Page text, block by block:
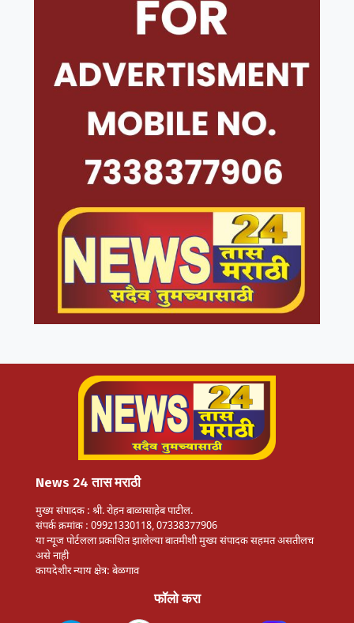
News 24 तास मराठी
मुख्य संपादक : श्री. रोहन बाळासाहेब पाटील.
संपर्क क्रमांक : 09921330118, 07338377906
या न्यूज पोर्टलला प्रकाशित झालेल्या बातमीशी मुख्य संपादक सहमत असतीलच
असे नाही
कायदेशीर न्याय क्षेत्र: बेळगाव
फॉलो करा